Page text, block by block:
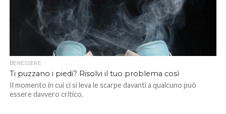
BENESSERE
Ti puzzano i piedi? Risolvi il tuo problema così
Il momento in cui ci si leva le scarpe davanti a qualcuno può
essere davvero critico.